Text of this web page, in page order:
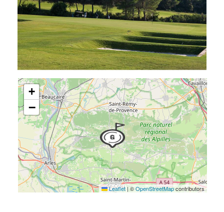
+
−
Leaflet | ©OpenStreetMapcontributors